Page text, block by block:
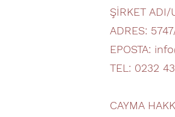
ŞİRKET ADI/
ADRES:
EPOSTA:
TEL: 0232
CAYMA